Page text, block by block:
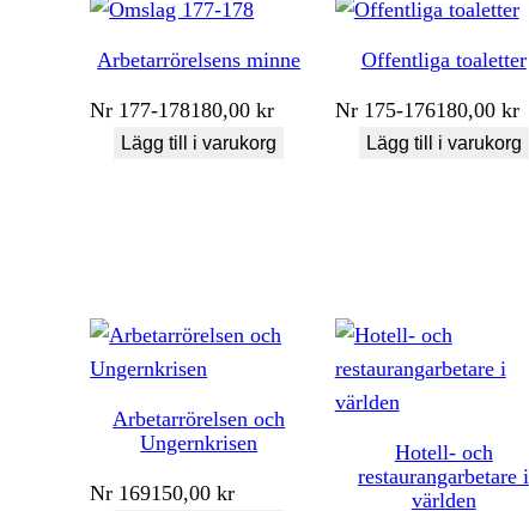
Arbetarrörelsens minne
Nr 177-178180,00kr
Lägg till i varukorg
Offentliga toaletter
Nr 175-176180,00 kr
Lägg till i varukorg
Arbetarrörelsen och
Ungernkrisen
Nr 169150,00kr
Hotell- och
restaurangarbetare i
världen